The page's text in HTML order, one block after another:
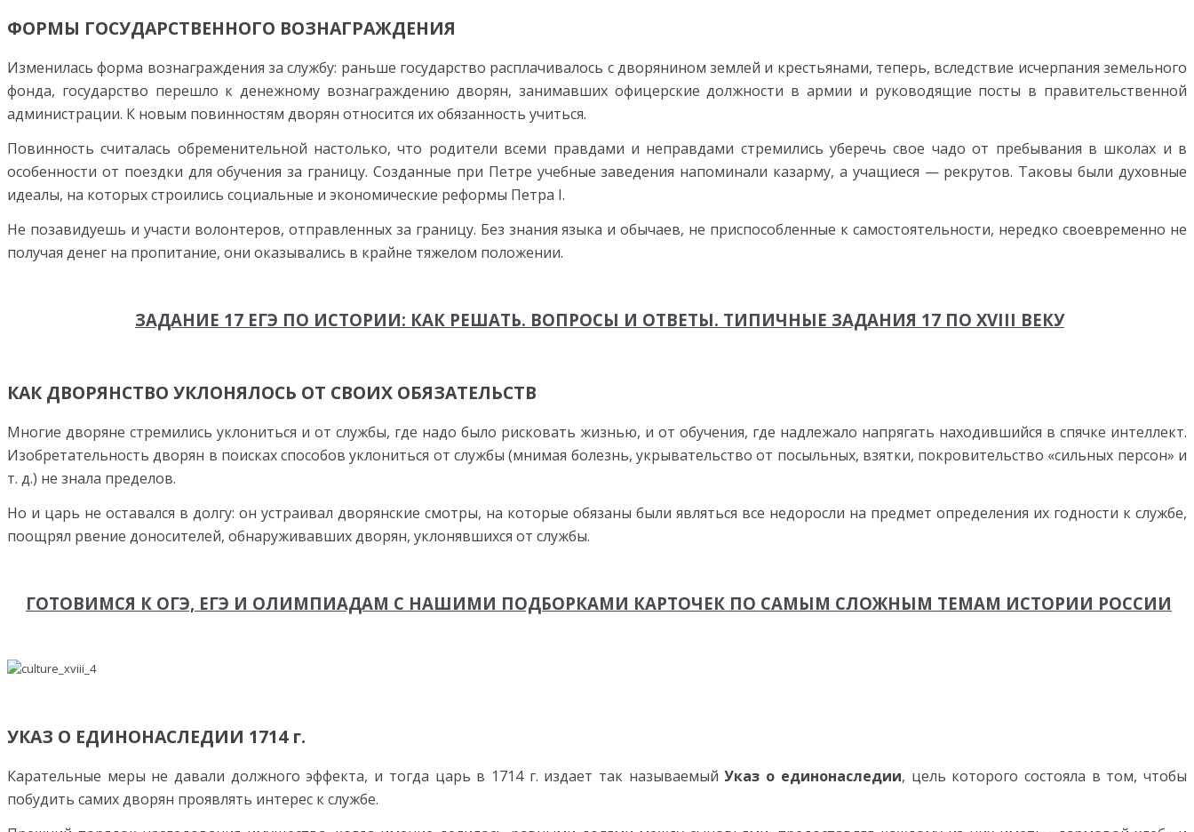
ФОРМЫ ГОСУДАРСТВЕННОГО ВОЗНАГРАЖДЕНИЯ
Изменилась форма вознаграждения за службу: раньше государство расплачивалось с дворянином землей и крестьянами, теперь, вследствие исчерпания земельного
фонда, государство перешло к денежному вознаграждению дворян, занимавших офицерские должности в армии и руководящие посты в правительственной
администрации. К новым повинностям дворян относится их обязанность учиться.
Повинность считалась обременительной настолько, что родители всеми правдами и неправдами стремились уберечь свое чадо от пребывания в школах и в
особенности от поездки для обучения за границу. Созданные при Петре учебные заведения напоминали казарму, а учащиеся — рекрутов. Таковы были духовные
идеалы, на которых строились социальные и экономические реформы Петра I.
Не позавидуешь и участи волонтеров, отправленных за границу. Без знания языка и обычаев, не приспособленные к самостоятельности, нередко своевременно не
получая денег на пропитание, они оказывались в крайне тяжелом положении.
ЗАДАНИЕ 17 ЕГЭ ПО ИСТОРИИ: КАК РЕШАТЬ. ВОПРОСЫ И ОТВЕТЫ. ТИПИЧНЫЕ ЗАДАНИЯ 17 ПО XVIII ВЕКУ
КАК ДВОРЯНСТВО УКЛОНЯЛОСЬ ОТ СВОИХ ОБЯЗАТЕЛЬСТВ
Многие дворяне стремились уклониться и от службы, где надо было рисковать жизнью, и от обучения, где надлежало напрягать находившийся в спячке интеллект.
Изобретательность дворян в поисках способов уклониться от службы (мнимая болезнь, укрывательство от посыльных, взятки, покровительство «сильных персон» и
т. д.) не знала пределов.
Но и царь не оставался в долгу: он устраивал дворянские смотры, на которые обязаны были являться все недоросли на предмет определения их годности к службе,
поощрял рвение доносителей, обнаруживавших дворян, уклонявшихся от службы.
ГОТОВИМСЯ К ОГЭ, ЕГЭ И ОЛИМПИАДАМ С НАШИМИ ПОДБОРКАМИ КАРТОЧЕК ПО САМЫМ СЛОЖНЫМ ТЕМАМ ИСТОРИИ РОССИИ
УКАЗ О ЕДИНОНАСЛЕДИИ 1714 г.
Карательные меры не давали должного эффекта, и тогда царь в 1714 г. издает так называемыйУказ о единонаследии, цель которого состояла в том, чтобы
побудить самих дворян проявлять интерес к службе.